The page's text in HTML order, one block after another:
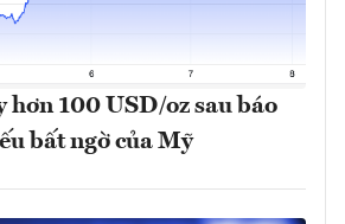
hơn 100 USD/oz sau báo
bất ngờ của Mỹ